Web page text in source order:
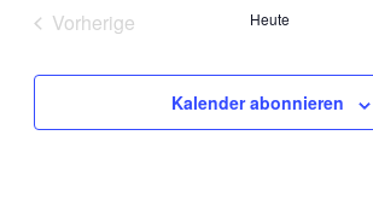
Vorherige
Heute
Kalender abonnieren